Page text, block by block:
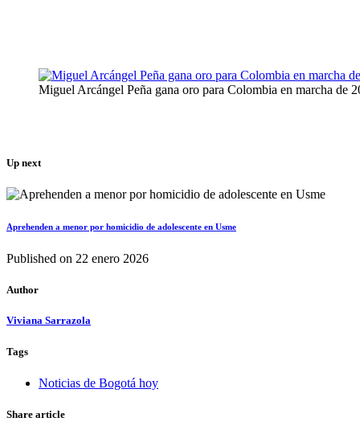
Miguel Arcángel Peña gana oro para Colombia en marcha de
Up next
Aprehenden a menor por homicidio de adolescente en Usme
Published on 22 enero 2026
Author
Viviana Sarrazola
Tags
Noticias de Bogotá hoy
Share article